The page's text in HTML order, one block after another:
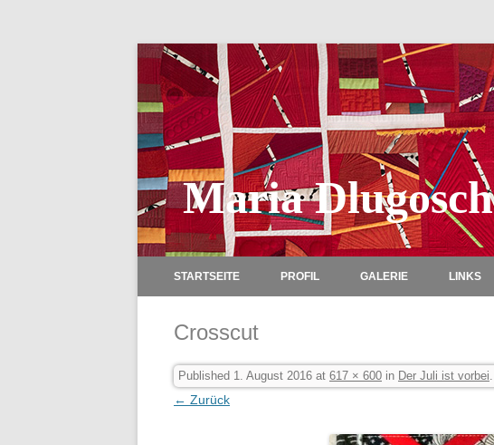
Maria Dlugosch
STARTSEITE PROFIL GALERIE LINKS
Crosscut
Published 1. August 2016 at 617 × 600 in Der Juli ist vorbei.
← Zurück